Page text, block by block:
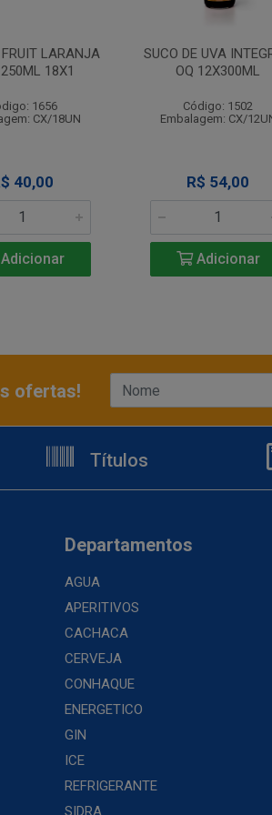
LARANJA
18X1
1656
CX/18UN
40,00
SUCO DE UVA
OQ 12X300ML
Código: 1502
Embalagem: CX/
R$ 54,00
Adicionar
ofertas!
Títulos
Departamentos
AGUA
APERITIVOS
CACHACA
CERVEJA
CONHAQUE
ENERGETICO
GIN
ICE
REFRIGERANTE
SIDRA